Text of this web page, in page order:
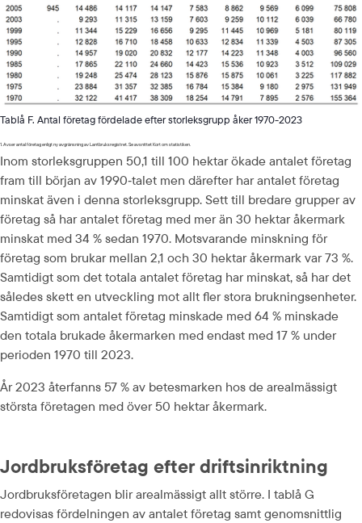
Tablå F. Antal företag fördelade efter storleksgrupp åker 1970-2023
1. Avser antal företag enligt ny avgränsning av Lantbruksregistret. Se avsnittet Kort om statistiken.
Inom storleksgruppen 50,1 till 100 hektar ökade antalet företag
fram till början av 1990‑talet men därefter har antalet företag
minskat även i denna storleksgrupp. Sett till bredare grupper av
företag så har antalet företag med mer än 30 hektar åkermark
minskat med 34 % sedan 1970. Motsvarande minskning för
företag som brukar mellan 2,1 och 30 hektar åkermark var 73 %.
Samtidigt som det totala antalet företag har minskat, så har det
således skett en utveckling mot allt fler stora brukningsenheter.
Samtidigt som antalet företag minskade med 64 % minskade
den totala brukade åkermarken med endast med 17 % under
perioden 1970 till 2023.
År 2023 återfanns 57 % av betesmarken hos de arealmässigt
största företagen med över 50 hektar åkermark.
Jordbruksföretag efter driftsinriktning
Jordbruksföretagen blir arealmässigt allt större. I tablå G
redovisas fördelningen av antalet företag samt genomsnittlig